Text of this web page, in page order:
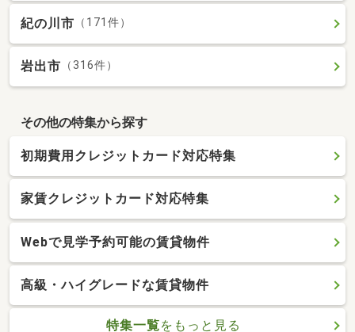
紀の川市 （171件）
岩出市 （316件）
その他の特集から探す
初期費用クレジットカード対応特集
家賃クレジットカード対応特集
Webで見学予約可能の賃貸物件
高級・ハイグレードな賃貸物件
特集一覧をもっと見る